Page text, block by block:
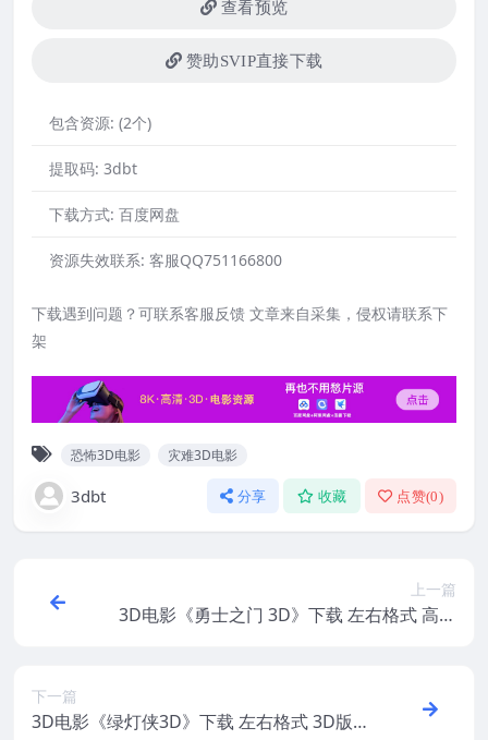
查看预览
赞助SVIP直接下载
包含资源: (2个)
提取码: 3dbt
下载方式: 百度网盘
资源失效联系: 客服QQ751166800
下载遇到问题？可联系客服反馈 文章来自采集，侵权请联系下
架
恐怖3D电影 灾难3D电影
3dbt 分享 收藏 点赞(0)
上一篇
3D电影《勇士之门 3D》下载 左右格式 高清
下一篇
3D电影《绿灯侠3D》下载 左右格式 3D版